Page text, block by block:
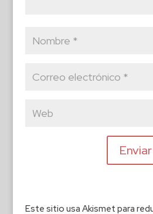
Este sitio usa Akismet para